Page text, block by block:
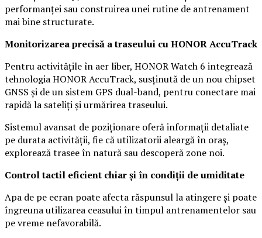
performanței sau construirea unei rutine de antrenament
mai bine structurate.
Monitorizarea precisă a traseului cu HONOR AccuTrack
Pentru activitățile în aer liber, HONOR Watch 6 integrează
tehnologia HONOR AccuTrack, susținută de un nou chipset
GNSS și de un sistem GPS dual-band, pentru conectare mai
rapidă la sateliți și urmărirea traseului.
Sistemul avansat de poziționare oferă informații detaliate
pe durata activității, fie că utilizatorii aleargă în oraș,
explorează trasee în natură sau descoperă zone noi.
Control tactil eficient chiar și în condiții de umiditate
Apa de pe ecran poate afecta răspunsul la atingere și poate
îngreuna utilizarea ceasului în timpul antrenamentelor sau
pe vreme nefavorabilă.